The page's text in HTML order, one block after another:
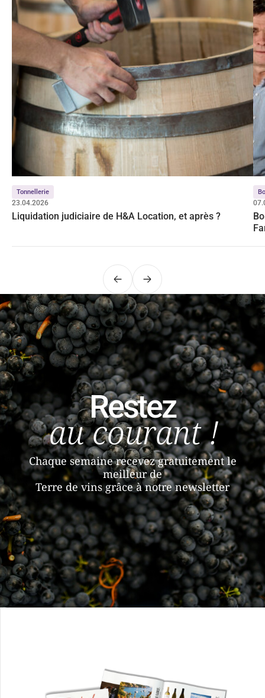
Tonnellerie
23.04.2026
Liquidation judiciaire de H&A Location, et après ?
PrécédentSuivant
Restez
au courant !
Chaque semaine recevez gratuitement le
meilleur de
Terre de vins grâce à notre newsletter